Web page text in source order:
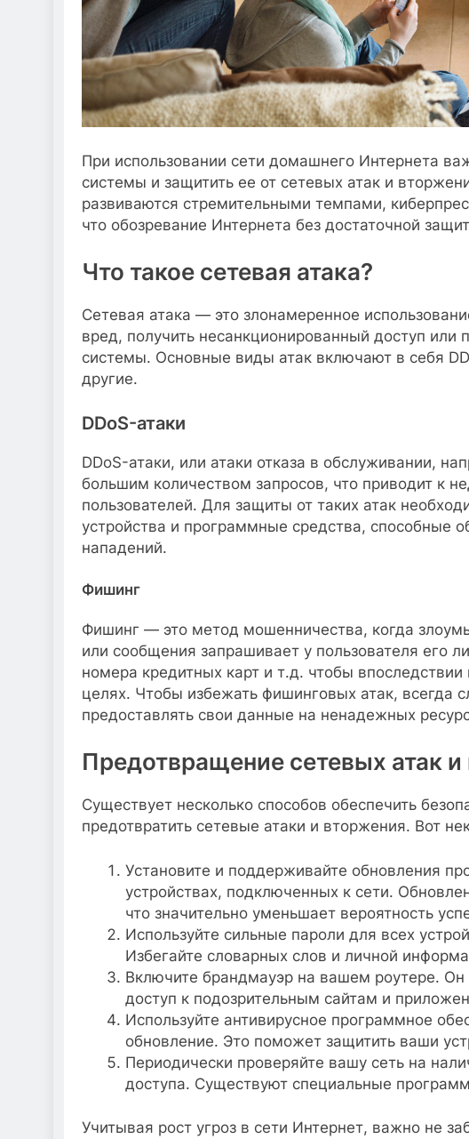
При использовании сети домашнего Интернета
системы и защитить ее от сетевых атак и
развиваются стремительными темпами,
что обозревание Интернета без достаточной
Что такое сетевая атака?
Сетевая атака — это злонамеренное
вред, получить несанкционированный доступ или
системы. Основные виды атак включают в себя
другие.
DDoS-атаки
DDoS-атаки, или атаки отказа в обслуживании,
большим количеством запросов, что приводит к
пользователей. Для защиты от таких атак
устройства и программные средства, способные
нападений.
Фишинг
Фишинг — это метод мошенничества, когда
или сообщения запрашивает у пользователя его
номера кредитных карт и т.д. чтобы
целях. Чтобы избежать фишинговых атак, всегда
предоставлять свои данные на ненадежных
Предотвращение сетевых атак
Существует несколько способов обеспечить
предотвратить сетевые атаки и вторжения. Вот
Установите и поддерживайте обновления
устройствах, подключенных к сети.
что значительно уменьшает вероятность
Используйте сильные пароли для всех
Избегайте словарных слов и личной
Включите брандмауэр на вашем роутере. Он
доступ к подозрительным сайтам и
Используйте антивирусное программное
обновление. Это поможет защитить ваши
Периодически проверяйте вашу сеть на
доступа. Существуют специальные
Учитывая рост угроз в сети Интернет, важно не